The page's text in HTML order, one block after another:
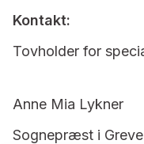
Kontakt:
Tovholder for
Anne Mia Lykner
Sognepræst i